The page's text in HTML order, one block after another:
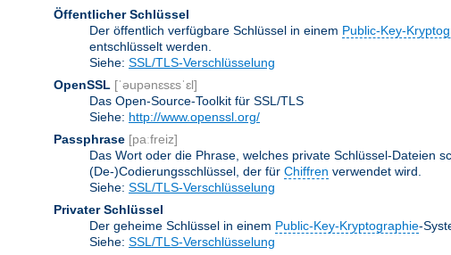
Öffentlicher Schlüssel
Der öffentlich verfügbare Schlüssel in einem Public-Key-
entschlüsselt werden.
Siehe: SSL/TLS-Verschlüsselung
OpenSSL [ˈəupənɛsɛsˈɛl]
Das Open-Source-Toolkit für SSL/TLS
Siehe: http://www.openssl.org/
Passphrase [paːfreiz]
Das Wort oder die Phrase, welches private Schlüssel-Dateien
(De-)Codierungsschlüssel, der für Chiffren verwendet wird.
Siehe: SSL/TLS-Verschlüsselung
Privater Schlüssel
Der geheime Schlüssel in einem Public-Key-Kryptographie-
Siehe: SSL/TLS-Verschlüsselung